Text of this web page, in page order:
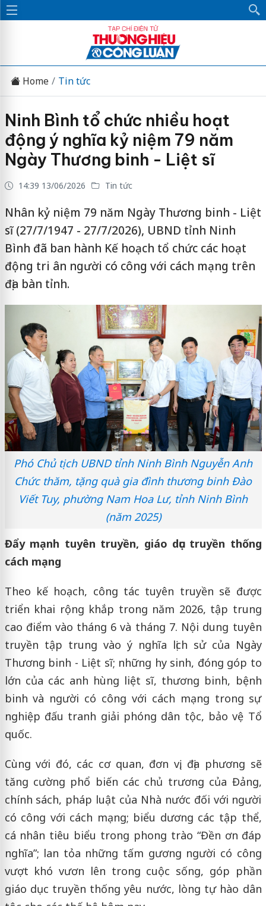
Home Tin tức
Ninh Bình tổ chức nhiều hoạt
động ý nghĩa kỷ niệm 79 năm
Ngày Thương binh - Liệt sĩ
14:39 13/06/2026 Tin tức
Nhân kỷ niệm 79 năm Ngày Thương binh - Liệt
sĩ (27/7/1947 - 27/7/2026), UBND tỉnh Ninh
Bình đã ban hành Kế hoạch tổ chức các hoạt
động tri ân người có công với cách mạng trên
địa bàn tỉnh.
Phó Chủ tịch UBND tỉnh Ninh Bình Nguyễn Anh
Chức thăm, tặng quà gia đình thương binh Đào
Viết Tuy, phường Nam Hoa Lư, tỉnh Ninh Bình
(năm 2025)
Đẩy mạnh tuyên truyền, giáo dục truyền thống
cách mạng
Theo kế hoạch, công tác tuyên truyền sẽ được
triển khai rộng khắp trong năm 2026, tập trung
cao điểm vào tháng 6 và tháng 7. Nội dung tuyên
truyền tập trung vào ý nghĩa lịch sử của Ngày
Thương binh - Liệt sĩ; những hy sinh, đóng góp to
lớn của các anh hùng liệt sĩ, thương binh, bệnh
binh và người có công với cách mạng trong sự
nghiệp đấu tranh giải phóng dân tộc, bảo vệ Tổ
quốc.
Cùng với đó, các cơ quan, đơn vị, địa phương sẽ
tăng cường phổ biến các chủ trương của Đảng,
chính sách, pháp luật của Nhà nước đối với người
có công với cách mạng; biểu dương các tập thể,
cá nhân tiêu biểu trong phong trào “Đền ơn đáp
nghĩa”; lan tỏa những tấm gương người có công
vượt khó vươn lên trong cuộc sống, góp phần
giáo dục truyền thống yêu nước, lòng tự hào dân